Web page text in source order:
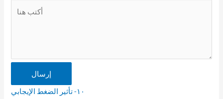
إرسال
١٠- تأثير الضغط الإيجابي